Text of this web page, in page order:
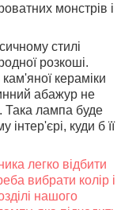
монстрів і
стилі
розкоші.
кераміки
абажур не
Така лампа буде
куди б її
легко відбити
вибрати колір і
нашого